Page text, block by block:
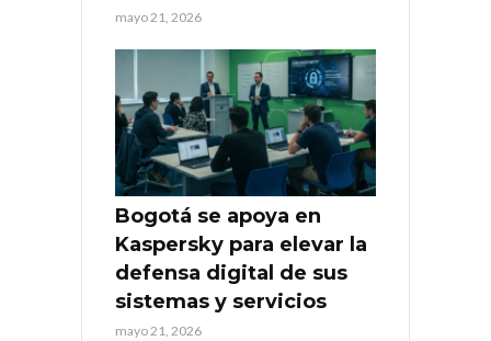
mayo 21, 2026
Bogotá se apoya en
Kaspersky para elevar la
defensa digital de sus
sistemas y servicios
mayo 21, 2026